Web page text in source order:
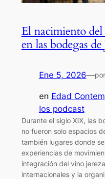
El nacimiento
en las bodegas de
Ene 5, 2026—por
en Edad
los podcast
Durante el siglo XIX, las
no fueron solo espacios
también lugares donde
experiencias de
integración del vino
internacionales y la